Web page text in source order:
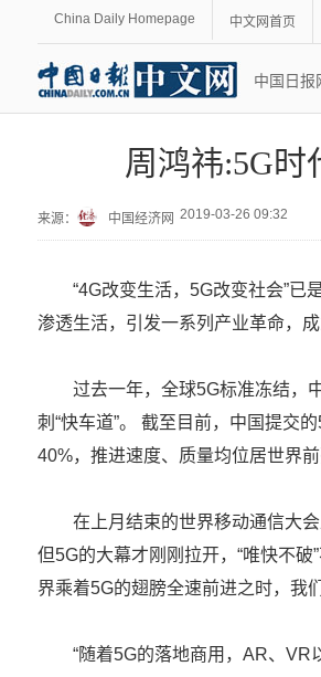
China Daily Homepage 中文网首页
中国日报
周鸿祎:5G时
来源： 中国经济网 2019-03-26 09:32
“4G改变生活，5G改变社会”已
渗透生活，引发一系列产业革命，成
过去一年，全球5G标准冻结，
刺“快车道”。 截至目前，中国提交
40%，推进速度、质量均位居世界前
在上月结束的世界移动通信大
但5G的大幕才刚刚拉开，“唯快不
界乘着5G的翅膀全速前进之时，我
“随着5G的落地商用，AR、VR